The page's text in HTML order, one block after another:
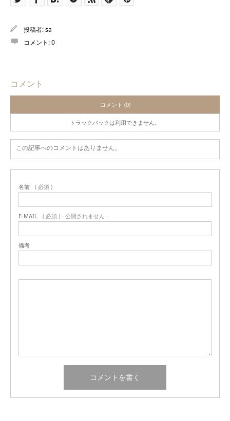
投稿者:sa
コメント:0
コメント
コメント (0)
トラックバックは利用できません。
この記事へのコメントはありません。
名前 ( 必須 )
E-MAIL ( 必須 ) - 公開されません -
備考